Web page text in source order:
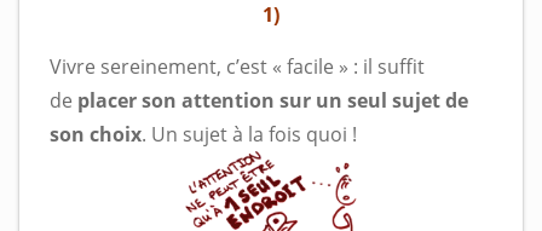
1)
Vivre sereinement, c’est « facile » : il suffit
de placer son attention sur un seul sujet de
son choix. Un sujet à la fois quoi !